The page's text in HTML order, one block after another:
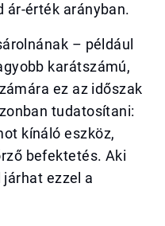
ár-érték arányban.
– például
karátszámú,
ez az időszak
tudatosítani:
kínáló eszköz,
befektetés. Aki
ezzel a